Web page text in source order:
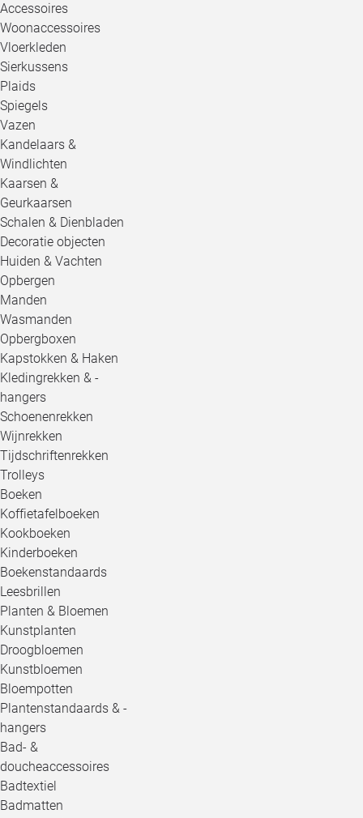
Accessoires
Woonaccessoires
Vloerkleden
Sierkussens
Plaids
Spiegels
Vazen
Kandelaars &
Windlichten
Kaarsen &
Geurkaarsen
Schalen & Dienbladen
Decoratie objecten
Huiden & Vachten
Opbergen
Manden
Wasmanden
Opbergboxen
Kapstokken & Haken
Kledingrekken & -
hangers
Schoenenrekken
Wijnrekken
Tijdschriftenrekken
Trolleys
Boeken
Koffietafelboeken
Kookboeken
Kinderboeken
Boekenstandaards
Leesbrillen
Planten & Bloemen
Kunstplanten
Droogbloemen
Kunstbloemen
Bloempotten
Plantenstandaards & -
hangers
Bad- &
doucheaccessoires
Badtextiel
Badmatten